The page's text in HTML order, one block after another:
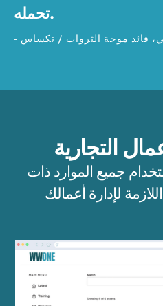
تحمله.
قائد موجة الثروات / تكساس
التجارية
جميع الموارد ذات